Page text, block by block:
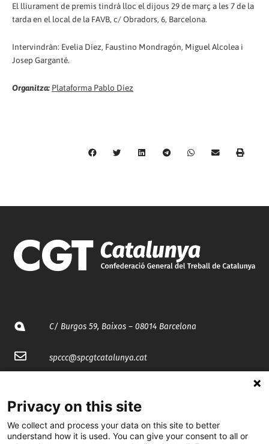
El lliurament de premis tindrà lloc el dijous 29 de març a les 7 de la
tarda en el local de la FAVB, c/ Obradors, 6, Barcelona.
Intervindràn: Evelia Díez, Faustino Mondragón, Miguel Alcolea i
Josep Garganté.
Organitza: Plataforma Pablo Díez
C/ Burgos 59, Baixos – 08014 Barcelona
spccc@spcgtcatalunya.cat
@CGTCatalunya
Privacy on this site
We collect and process your data on this site to better
understand how it is used. You can give your consent to all or